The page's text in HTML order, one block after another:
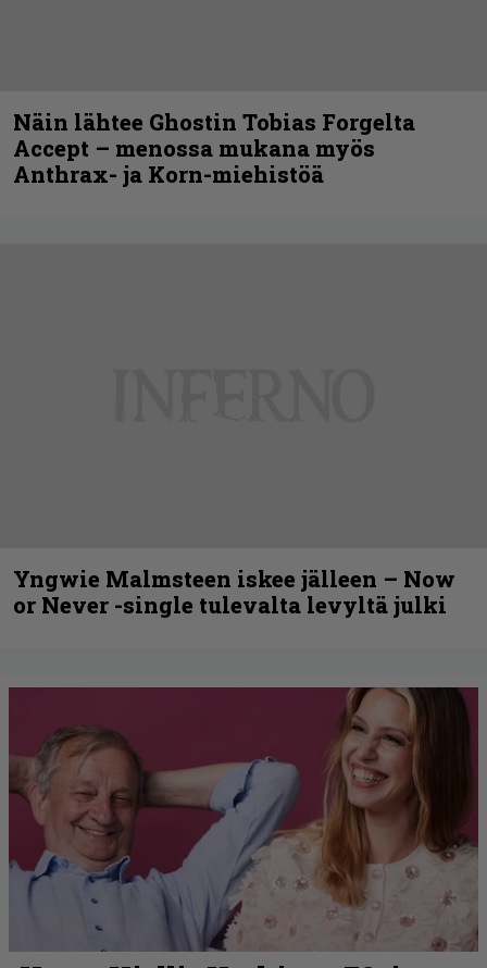
Näin lähtee Ghostin Tobias Forgelta
Accept – menossa mukana myös
Anthrax- ja Korn-miehistöä
Yngwie Malmsteen iskee jälleen – Now
or Never -single tulevalta levyltä julki